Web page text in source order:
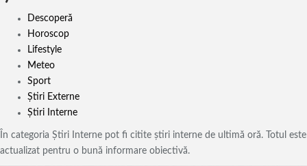
Descoperă
Horoscop
Lifestyle
Meteo
Sport
Știri Externe
Știri Interne
În categoria Știri Interne pot fi citite știri interne de ultimă oră. Totul este
actualizat pentru o bună informare obiectivă.